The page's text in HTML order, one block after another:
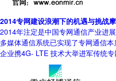
2014专网建设浪潮下的机遇与挑战
2014年注定是中国专网通信产业进
多媒体通信系统已实现了专网通信
企业携4G- LTE 技术大举进军传统